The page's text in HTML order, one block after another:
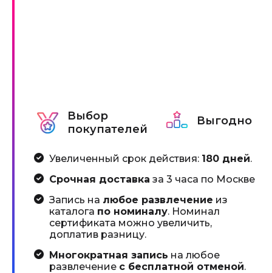
Выбор
покупателей
Выгодно
Увеличенный срок действия: 180 дней.
Срочная доставка за 3 часа по Москве
Запись на любое развлечение из
каталога по номиналу. Номинал
сертификата можно увеличить,
доплатив разницу.
Многократная запись на любое
развлечение с бесплатной отменой.